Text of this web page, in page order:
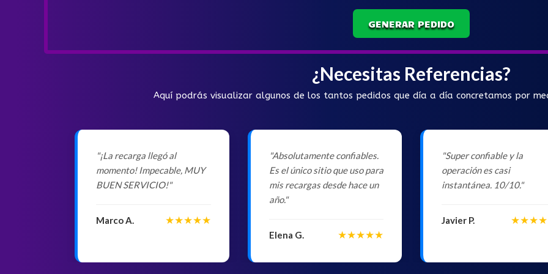
GENERAR PEDIDO
¿Necesitas Referencias?
Aquí podrás visualizar algunos de los tantos pedidos que día a día concretamos por
"¡La recarga llegó al
momento! Impecable, MUY
BUEN SERVICIO!"
Marco A. ★★★★★
"Absolutamente confiables.
Es el único sitio que uso para
mis recargas desde hace un
año."
Elena G. ★★★★★
"Super confiable y la
operación es casi
instantánea. 10/10."
Javier P.